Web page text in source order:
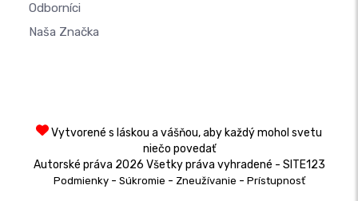
Odborníci
Naša Značka
Vytvorené s láskou a vášňou, aby každý mohol svetu
niečo povedať
Autorské práva 2026 Všetky práva vyhradené - SITE123
Podmienky- Súkromie - Zneužívanie - Prístupnosť